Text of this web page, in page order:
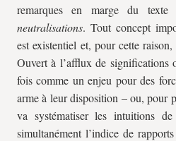
remarques en marge du
neutralisations. Tout concept
est existentiel et, pour cette
Ouvert à l’afflux de significations
fois comme un enjeu pour des
arme à leur disposition – ou, pour
va systématiser les intuitions
simultanément l’indice de